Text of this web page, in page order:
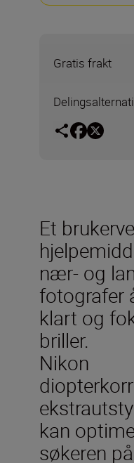
Gratis frakt
Et
nær- og
fotografer
klart og
briller.
Nikon
kan
søkeren på